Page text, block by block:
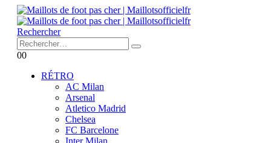
Rechercher
00
RÉTRO
AC Milan
Arsenal
Atletico Madrid
Chelsea
FC Barcelone
Inter Milan